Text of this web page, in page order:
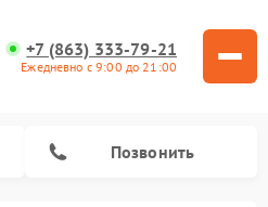
+7 (863) 333-79-21
Ежедневно с 9:00 до 21:00
Позвонить